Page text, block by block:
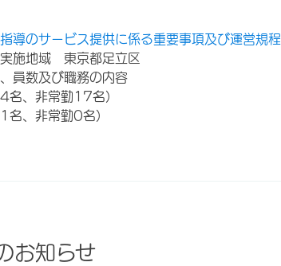
導のサービス提供に係る重要事項及び運営規程
実施地域 東京都足立区
員数及び職務の内容
名、非常勤17名）
、非常勤0名）
お知らせ